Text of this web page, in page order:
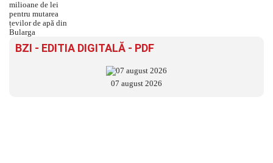
BZI - EDITIA DIGITALĂ - PDF
07 august 2026